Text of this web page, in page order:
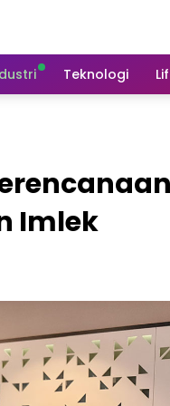
Teknologi
Imlek